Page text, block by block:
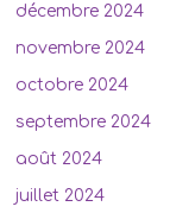
décembre 2024
novembre 2024
octobre 2024
septembre 2024
août 2024
juillet 2024